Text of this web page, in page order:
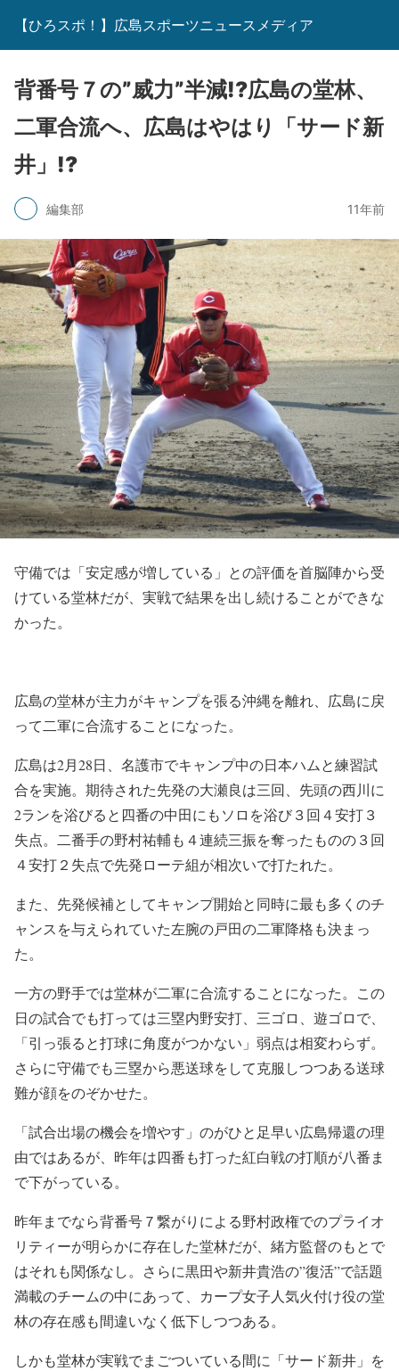
【ひろスポ！】広島スポーツニュースメディア
背番号７の”威力”半減!?広島の堂林、
二軍合流へ、広島はやはり「サード新
井」!?
編集部 11年前
守備では「安定感が増している」との評価を首脳陣から受
けている堂林だが、実戦で結果を出し続けることができな
かった。
広島の堂林が主力がキャンプを張る沖縄を離れ、広島に戻
って二軍に合流することになった。
広島は2月28日、名護市でキャンプ中の日本ハムと練習試
合を実施。期待された先発の大瀬良は三回、先頭の西川に
2ランを浴びると四番の中田にもソロを浴び３回４安打３
失点。二番手の野村祐輔も４連続三振を奪ったものの３回
４安打２失点で先発ローテ組が相次いで打たれた。
また、先発候補としてキャンプ開始と同時に最も多くのチ
ャンスを与えられていた左腕の戸田の二軍降格も決まっ
た。
一方の野手では堂林が二軍に合流することになった。この
日の試合でも打っては三塁内野安打、三ゴロ、遊ゴロで、
「引っ張ると打球に角度がつかない」弱点は相変わらず。
さらに守備でも三塁から悪送球をして克服しつつある送球
難が顔をのぞかせた。
「試合出場の機会を増やす」のがひと足早い広島帰還の理
由ではあるが、昨年は四番も打った紅白戦の打順が八番ま
で下がっている。
昨年までなら背番号７繋がりによる野村政権でのプライオ
リティーが明らかに存在した堂林だが、緒方監督のもとで
はそれも関係なし。さらに黒田や新井貴浩の”復活”で話題
満載のチームの中にあって、カープ女子人気火付け役の堂
林の存在感も間違いなく低下しつつある。
しかも堂林が実戦でまごついている間に「サード新井」を